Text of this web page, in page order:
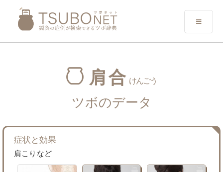
肩合 けんごう
ツボのデータ
症状と効果
肩こりなど